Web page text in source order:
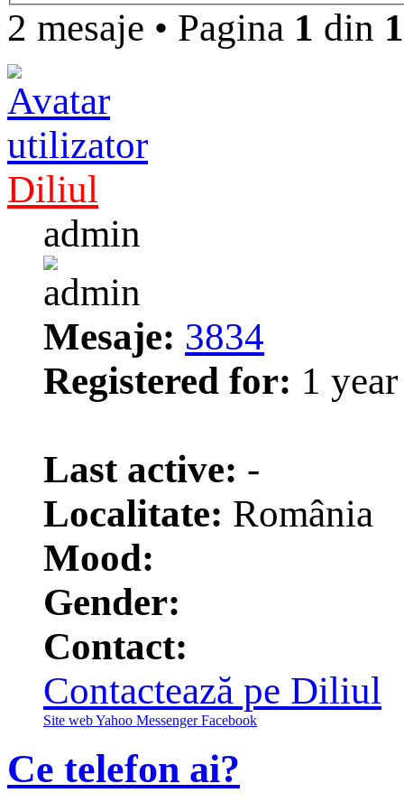
2 mesaje • Pagina 1 din 1
Diliul
admin
Mesaje: 3834
Registered for: 1
Last active: -
Localitate: România
Mood:
Gender:
Contact:
Contactează pe Diliul
Site webYahoo Messenger Facebook
Ce telefon ai?